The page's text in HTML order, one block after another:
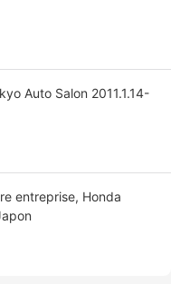
Auto Salon 2011.1.14-
entreprise, Honda